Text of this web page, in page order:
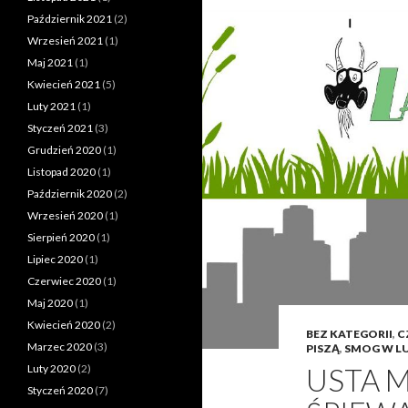
BEZ KATEGORII,
PISZĄ, SMOG W
USTA
Październik 2021 (2)
Wrzesień 2021 (1)
Maj 2021 (1)
Kwiecień 2021 (5)
Luty 2021 (1)
Styczeń 2021 (3)
Grudzień 2020 (1)
Listopad 2020 (1)
Październik 2020 (2)
Wrzesień 2020 (1)
Sierpień 2020 (1)
Lipiec 2020 (1)
Czerwiec 2020 (1)
Maj 2020 (1)
Kwiecień 2020 (2)
Marzec 2020 (3)
Luty 2020 (2)
Styczeń 2020 (7)